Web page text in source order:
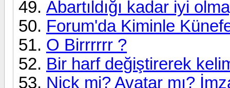
Abartıldığı kadar iyi
Forum'da Kiminle
O Birrrrrr ?
Bir harf değiştirerek
Nick mi? Avatar mı?